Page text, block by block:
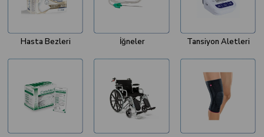
Hasta Bezleri İğneler Tansiyon Aletleri